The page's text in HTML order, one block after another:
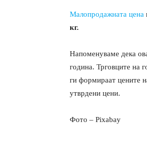
Малопродажната цена
кг.
Напоменуваме дека
година. Трговците на
ги формираат цените
утврдени цени.
Фото – Pixabay